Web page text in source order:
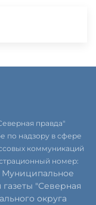
правда"
по надзору в сфере
коммуникаций
номер:
Муниципальное
"Северная
округа